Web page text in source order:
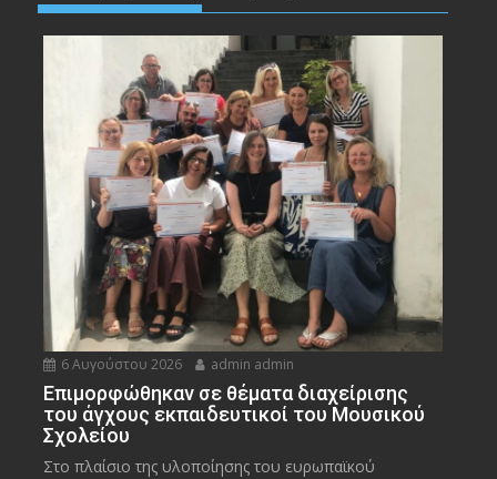
6 Αυγούστου 2026 admin admin
Eπιμορφώθηκαν σε θέματα διαχείρισης
του άγχους εκπαιδευτικοί του Μουσικού
Σχολείου
Στο πλαίσιο της υλοποίησης του ευρωπαϊκού